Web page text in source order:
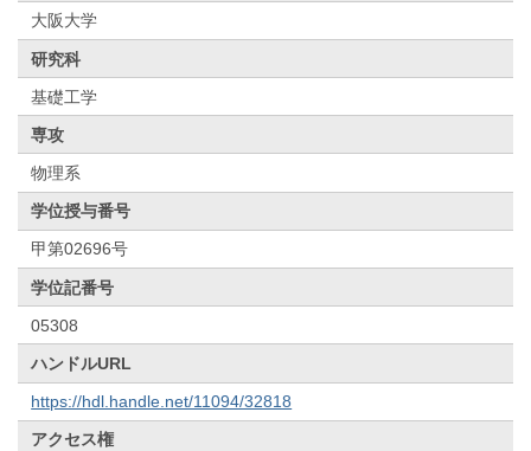
大阪大学
研究科
基礎工学
専攻
物理系
学位授与番号
甲第02696号
学位記番号
05308
ハンドルURL
https://hdl.handle.net/11094/32818
アクセス権